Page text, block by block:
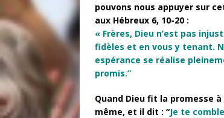
pouvons nous appuyer sur
aux Hébreux 6, 10-20 :
« Frères, Dieu n’est pas
fidèles et en vous y tenant.
espérance se réalise
promis.”
Quand Dieu fit la promesse
même, et il dit : “Je te